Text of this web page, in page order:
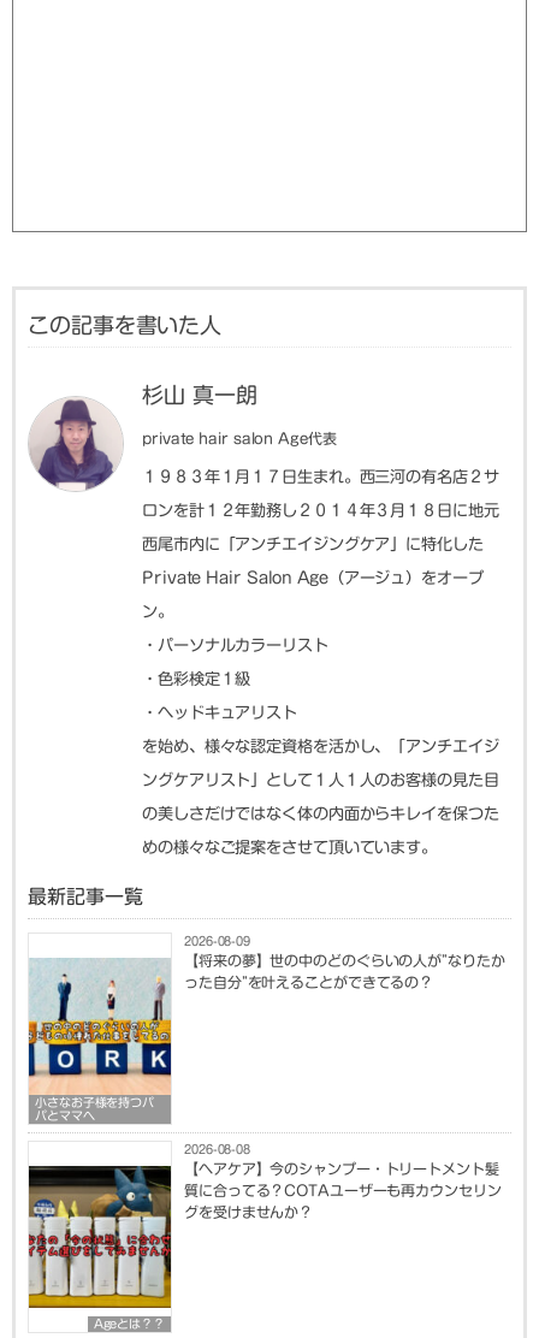
この記事を書いた人
杉山 真一朗
private hair salon Age代表
１９８３年１月１７日生まれ。西三河の有名店２サ
ロンを計１２年勤務し２０１４年３月１８日に地元
西尾市内に「アンチエイジングケア」に特化した
Private Hair Salon Age（アージュ）をオープ
ン。
・パーソナルカラーリスト
・色彩検定１級
・ヘッドキュアリスト
を始め、様々な認定資格を活かし、「アンチエイジ
ングケアリスト」として１人１人のお客様の見た目
の美しさだけではなく体の内面からキレイを保つた
めの様々なご提案をさせて頂いています。
最新記事一覧
小さなお子様を持つパ
パとママへ
2026-08-09
【将来の夢】世の中のどのぐらいの人が”なりたか
った自分”を叶えることができてるの？
Ageとは？？
2026-08-08
【ヘアケア】今のシャンプー・トリートメント髪
質に合ってる？COTAユーザーも再カウンセリン
グを受けませんか？